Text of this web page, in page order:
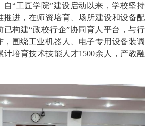
自“工匠学院”建设启动以来，学校坚持
推进，在师资培育、场所建设和设备配
已构建“政校行企”协同育人平台，与行
，围绕工业机器人、电子专用设备装调
计培育技术技能人才1500余人，产教融